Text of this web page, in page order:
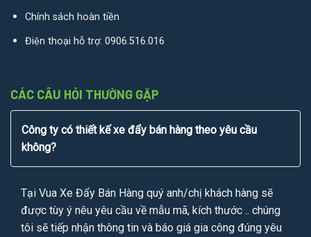
Chính sách hoàn tiền
Điện thoại hỗ trợ: 0906.516.016
CÁC CÂU HỎI THƯỜNG GẶP
Công ty có thiết kế xe đẩy bán hàng theo yêu cầu
không?
Tại Vua Xe Đẩy Bán Hàng quý anh/chị khách hàng sẽ
được tùy ý nêu yêu cầu về mẫu mã, kích thước .. chúng
tôi sẽ tiếp nhận thông tin và báo giá gia công đúng yêu